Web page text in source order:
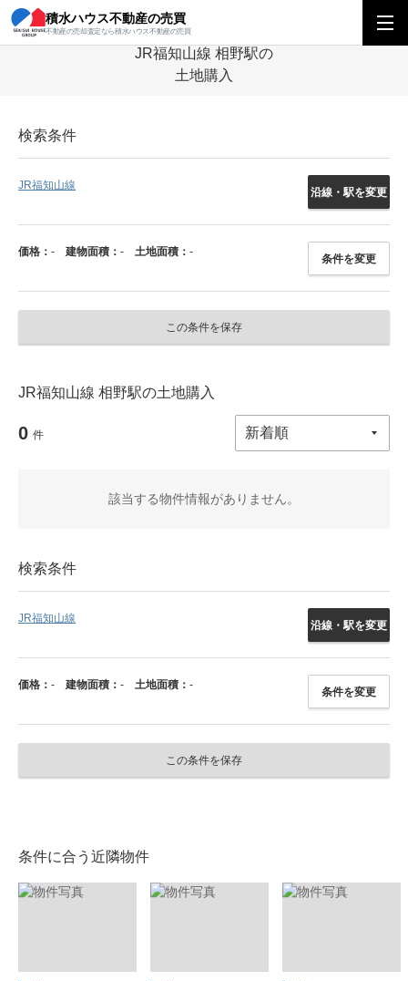
積水ハウス不動産の売買
不動産の売却査定なら積水ハウス不動産の売買
積水ハウス不動産の売買 関西エリア 相
JR福知山線 相野駅の
土地購入
検索条件
JR福知山線
沿線・駅を変更
価格： - 建物面積： - 土地面積： -
条件を変更
この条件を保存
JR福知山線 相野駅の土地購入
0 件
該当する物件情報がありません。
検索条件
JR福知山線
沿線・駅を変更
価格： - 建物面積： - 土地面積： -
条件を変更
この条件を保存
条件に合う近隣物件